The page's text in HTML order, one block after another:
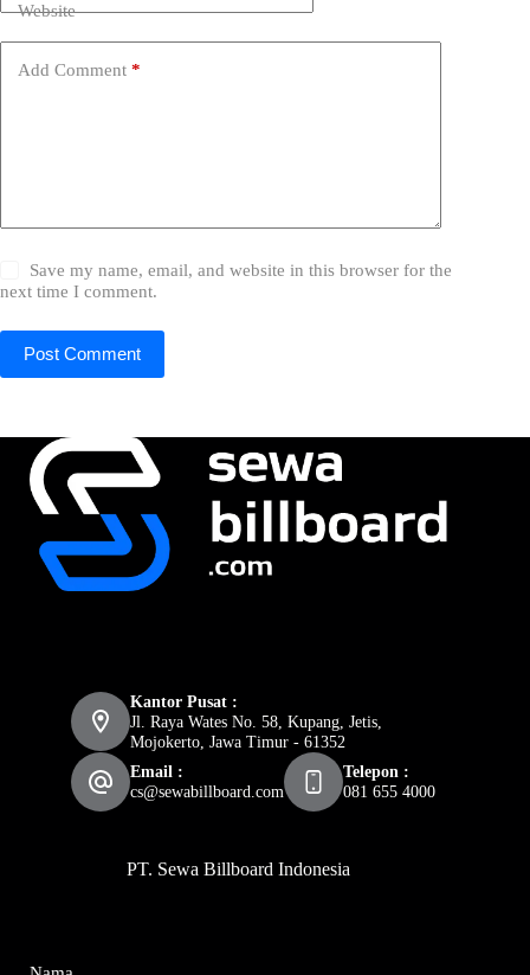
Website
Add Comment *
Save my name, email, and website in this browser for the
next time I comment.
Post Comment
Kantor Pusat :
Jl. Raya Wates No. 58, Kupang, Jetis,
Mojokerto, Jawa Timur - 61352
Email :
cs@sewabillboard.com
Telepon :
081 655 4000
PT. Sewa Billboard Indonesia